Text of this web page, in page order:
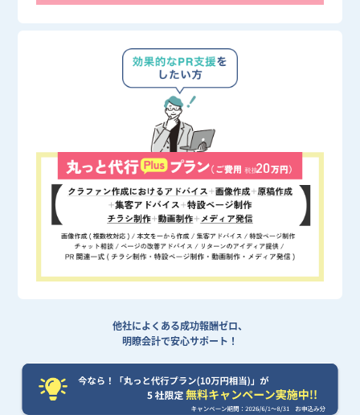
他社によくある成功報酬ゼロ、
明瞭会計で安心サポート！